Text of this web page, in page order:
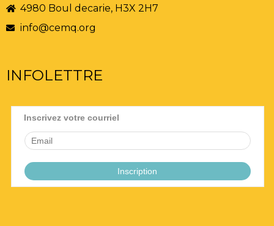
4980 Boul decarie, H3X 2H7
info@cemq.org
INFOLETTRE